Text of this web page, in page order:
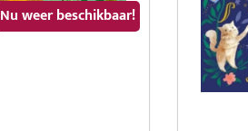
Nu weer beschikbaar!